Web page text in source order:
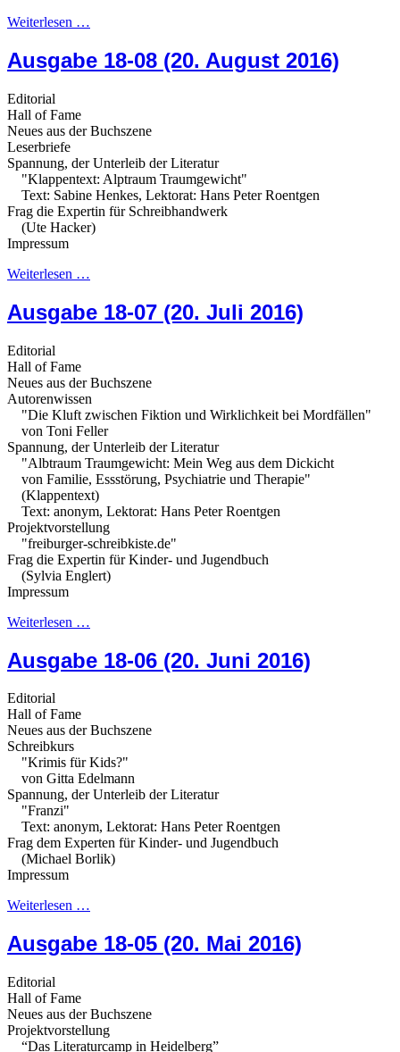
Weiterlesen …
Ausgabe 18-08 (20. August 2016)
Editorial
Hall of Fame
Neues aus der Buchszene
Leserbriefe
Spannung, der Unterleib der Literatur
"Klappentext: Alptraum Traumgewicht"
Text: Sabine Henkes, Lektorat: Hans Peter Roentgen
Frag die Expertin für Schreibhandwerk
(Ute Hacker)
Impressum
Weiterlesen …
Ausgabe 18-07 (20. Juli 2016)
Editorial
Hall of Fame
Neues aus der Buchszene
Autorenwissen
"Die Kluft zwischen Fiktion und Wirklichkeit bei Mordfällen"
von Toni Feller
Spannung, der Unterleib der Literatur
"Albtraum Traumgewicht: Mein Weg aus dem Dickicht
von Familie, Essstörung, Psychiatrie und Therapie"
(Klappentext)
Text: anonym, Lektorat: Hans Peter Roentgen
Projektvorstellung
"freiburger-schreibkiste.de"
Frag die Expertin für Kinder- und Jugendbuch
(Sylvia Englert)
Impressum
Weiterlesen …
Ausgabe 18-06 (20. Juni 2016)
Editorial
Hall of Fame
Neues aus der Buchszene
Schreibkurs
"Krimis für Kids?"
von Gitta Edelmann
Spannung, der Unterleib der Literatur
"Franzi"
Text: anonym, Lektorat: Hans Peter Roentgen
Frag dem Experten für Kinder- und Jugendbuch
(Michael Borlik)
Impressum
Weiterlesen …
Ausgabe 18-05 (20. Mai 2016)
Editorial
Hall of Fame
Neues aus der Buchszene
Projektvorstellung
“Das Literaturcamp in Heidelberg”